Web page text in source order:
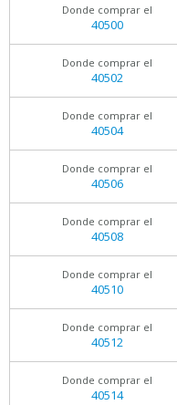
Donde comprar el
40500
Donde comprar el
40502
Donde comprar el
40504
Donde comprar el
40506
Donde comprar el
40508
Donde comprar el
40510
Donde comprar el
40512
Donde comprar el
40514